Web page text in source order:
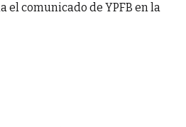
el comunicado de YPFB en la